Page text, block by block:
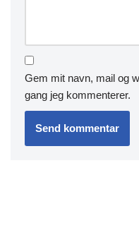
Gem mit navn, mail og
gang jeg kommenterer.